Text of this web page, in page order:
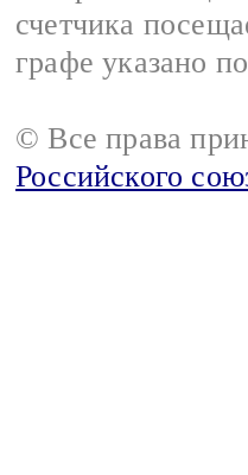
счетчика
графе указано
© Все права
Российского